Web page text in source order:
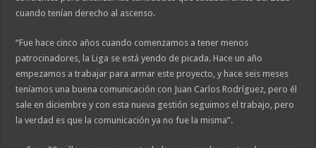
cuando tenían derecho al ascenso.
“Fue hace cinco años cuando comenzamos a tener menos
patrocinadores, la Liga se está yendo de picada. Hace un año
empezamos a trabajar para armar este proyecto, y hace seis meses
teníamos una buena comunicación con Juan Carlos Rodríguez, pero él
sale en diciembre y con esta nueva gestión seguimos el trabajo, pero
la verdad es que la comunicación ya no fue la misma”.